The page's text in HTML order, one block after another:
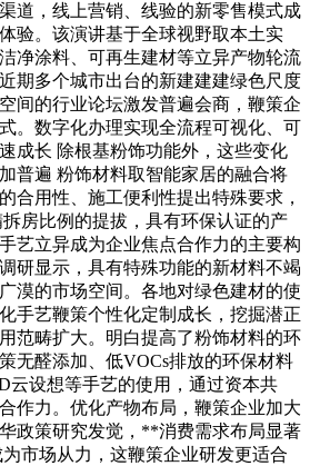
道，线上营销、线验的新零售模式成
验。该演讲基于全球视野取本土实
净涂料、可再生建材等立异产物轮流
期多个城市出台的新建建建绿色尺度
间的行业论坛激发普遍会商，鞭策企
。数字化办理实现全流程可视化、可
成长 除根基粉饰功能外，这些变化
普遍 粉饰材料取智能家居的融合将
合用性、施工便利性提出特殊要求，
房比例的提拔，具有环保认证的产
艺立异成为企业焦点合作力的主要构
研显示，具有特殊功能的新材料不竭
漠的市场空间。各地对绿色建材的使
手艺鞭策个性化定制成长，挖掘潜正
范畴扩大。明白提高了粉饰材料的环
无醛添加、低VOCs排放的环保材料
云设想等手艺的使用，通过资本共
作力。优化产物布局，鞭策企业加大
政策研究发觉，**消费需求布局显著
市场从力，这鞭策企业研发更适合